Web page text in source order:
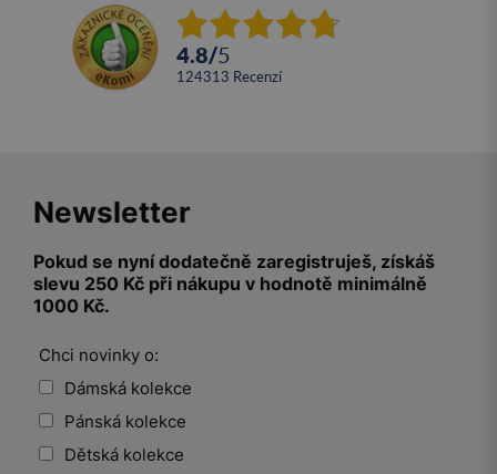
4.8/5
124313 recenzí
Newsletter
Pokud se nyní dodatečně zaregistruješ, získáš
slevu 250 Kč při nákupu v hodnotě minimálně
1000 Kč.
Chci novinky o:
Dámská kolekce
Pánská kolekce
Dětská kolekce